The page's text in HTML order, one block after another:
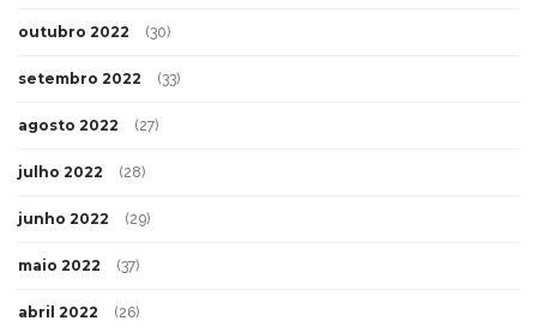
outubro 2022 (30)
setembro 2022 (33)
agosto 2022 (27)
julho 2022 (28)
junho 2022 (29)
maio 2022 (37)
abril 2022 (26)